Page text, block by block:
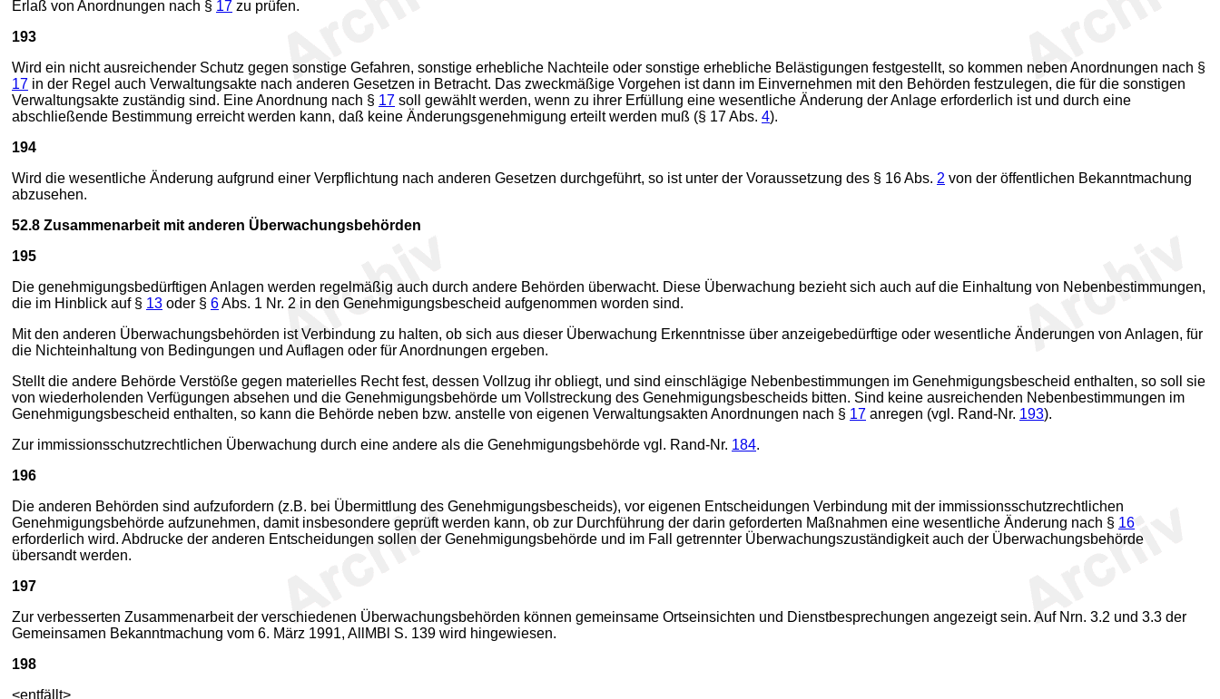
Erlaß von Anordnungen nach § 17 zu prüfen.
193
Wird ein nicht ausreichender Schutz gegen sonstige Gefahren, sonstige erhebliche Nachteile oder sonstige erhebliche Belästigungen festgestellt, so kommen neben Anordnungen nach §
17 in der Regel auch Verwaltungsakte nach anderen Gesetzen in Betracht. Das zweckmäßige Vorgehen ist dann im Einvernehmen mit den Behörden festzulegen, die für die sonstigen
Verwaltungsakte zuständig sind. Eine Anordnung nach § 17 soll gewählt werden, wenn zu ihrer Erfüllung eine wesentliche Änderung der Anlage erforderlich ist und durch eine
abschließende Bestimmung erreicht werden kann, daß keine Änderungsgenehmigung erteilt werden muß (§ 17 Abs. 4).
194
Wird die wesentliche Änderung aufgrund einer Verpflichtung nach anderen Gesetzen durchgeführt, so ist unter der Voraussetzung des § 16 Abs. 2 von der öffentlichen Bekanntmachung
abzusehen.
52.8 Zusammenarbeit mit anderen Überwachungsbehörden
195
Die genehmigungsbedürftigen Anlagen werden regelmäßig auch durch andere Behörden überwacht. Diese Überwachung bezieht sich auch auf die Einhaltung von Nebenbestimmungen,
die im Hinblick auf § 13 oder § 6Abs. 1 Nr. 2 in den Genehmigungsbescheid aufgenommen worden sind.
Mit den anderen Überwachungsbehörden ist Verbindung zu halten, ob sich aus dieser Überwachung Erkenntnisse über anzeigebedürftige oder wesentliche Änderungen von Anlagen, für
die Nichteinhaltung von Bedingungen und Auflagen oder für Anordnungen ergeben.
Stellt die andere Behörde Verstöße gegen materielles Recht fest, dessen Vollzug ihr obliegt, und sind einschlägige Nebenbestimmungen im Genehmigungsbescheid enthalten, so soll sie
von wiederholenden Verfügungen absehen und die Genehmigungsbehörde um Vollstreckung des Genehmigungsbescheids bitten. Sind keine ausreichenden Nebenbestimmungen im
Genehmigungsbescheid enthalten, so kann die Behörde neben bzw. anstelle von eigenen Verwaltungsakten Anordnungen nach § 17 anregen (vgl. Rand-Nr. 193).
Zur immissionsschutzrechtlichen Überwachung durch eine andere als die Genehmigungsbehörde vgl. Rand-Nr. 184.
196
Die anderen Behörden sind aufzufordern (z.B. bei Übermittlung des Genehmigungsbescheids), vor eigenen Entscheidungen Verbindung mit der immissionsschutzrechtlichen
Genehmigungsbehörde aufzunehmen, damit insbesondere geprüft werden kann, ob zur Durchführung der darin geforderten Maßnahmen eine wesentliche Änderung nach § 16
erforderlich wird. Abdrucke der anderen Entscheidungen sollen der Genehmigungsbehörde und im Fall getrennter Überwachungszuständigkeit auch der Überwachungsbehörde
übersandt werden.
197
Zur verbesserten Zusammenarbeit der verschiedenen Überwachungsbehörden können gemeinsame Ortseinsichten und Dienstbesprechungen angezeigt sein. Auf Nrn. 3.2 und 3.3 der
Gemeinsamen Bekanntmachung vom 6. März 1991, AllMBl S. 139 wird hingewiesen.
198
<entfällt>